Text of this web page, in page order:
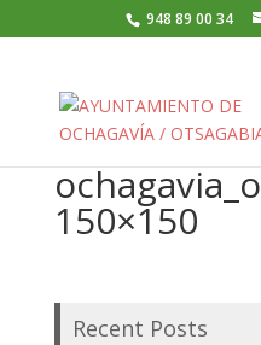
948 89 00 34
150×150
Recent Posts